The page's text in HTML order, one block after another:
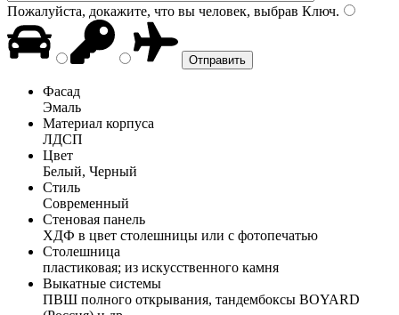
Пожалуйста, докажите, что вы человек, выбрав Ключ.
Фасад
Эмаль
Материал корпуса
ЛДСП
Цвет
Белый, Черный
Стиль
Современный
Стеновая панель
ХДФ в цвет столешницы или с фотопечатью
Столешница
пластиковая; из искусственного камня
Выкатные системы
ПВШ полного открывания, тандембоксы BOYARD